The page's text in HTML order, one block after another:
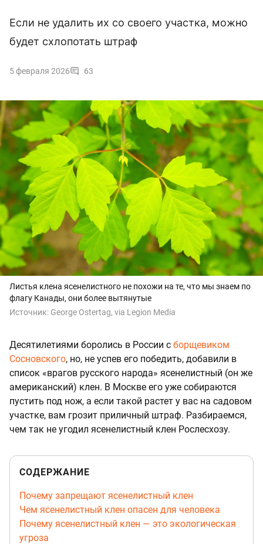
Если не удалить их со своего участка, можно
будет схлопотать штраф
5 февраля 2026 63
Листья клена ясенелистного не похожи на те, что мы знаем по
флагу Канады, они более вытянутые
Источник: George Ostertag, via Legion Media
Десятилетиями боролись в России с борщевиком
Сосновского, но, не успев его победить, добавили в
список «врагов русского народа» ясенелистный (он же
американский) клен. В Москве его уже собираются
пустить под нож, а если такой растет у вас на садовом
участке, вам грозит приличный штраф. Разбираемся,
чем так не угодил ясенелистный клен Рослесхозу.
СОДЕРЖАНИЕ
Почему запрещают ясенелистный клен
Чем ясенелистный клен опасен для человека
Почему ясенелистный клен — это экологическая
угроза